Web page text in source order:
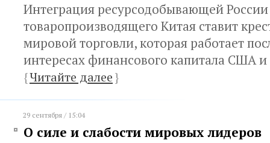
Интеграция ресурсодобывающей
товаропроизводящего Китая ставит
мировой торговли, которая работает
интересах финансового капитала США
{Читайте далее}
29 сентября / 15:04
О силе и слабости мировых лидеров